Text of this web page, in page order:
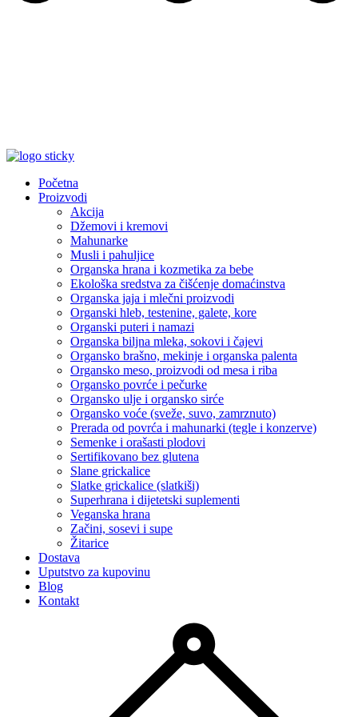
Početna
Proizvodi
Akcija
Džemovi i kremovi
Mahunarke
Musli i pahuljice
Organska hrana i kozmetika za bebe
Ekološka sredstva za čišćenje domaćinstva
Organska jaja i mlečni proizvodi
Organski hleb, testenine, galete, kore
Organski puteri i namazi
Organska biljna mleka, sokovi i čajevi
Organsko brašno, mekinje i organska palenta
Organsko meso, proizvodi od mesa i riba
Organsko povrće i pečurke
Organsko ulje i organsko sirće
Organsko voće (sveže, suvo, zamrznuto)
Prerada od povrća i mahunarki (tegle i konzerve)
Semenke i orašasti plodovi
Sertifikovano bez glutena
Slane grickalice
Slatke grickalice (slatkiši)
Superhrana i dijetetski suplementi
Veganska hrana
Začini, sosevi i supe
Žitarice
Dostava
Uputstvo za kupovinu
Blog
Kontakt